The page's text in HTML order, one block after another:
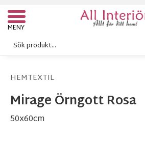
Meny
HEMTEXTIL
Mirage Örngott Rosa
50x60cm